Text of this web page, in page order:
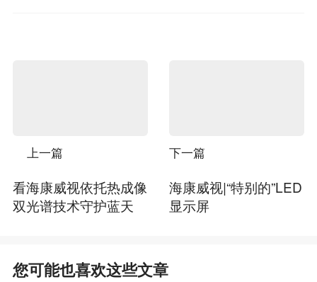
上一篇
看海康威视依托热成像
双光谱技术守护蓝天
下一篇
海康威视|“特别的”LED
显示屏
您可能也喜欢这些文章